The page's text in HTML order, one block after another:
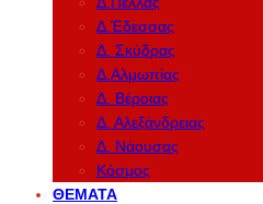
Δ.Έδεσσας
Δ. Σκύδρας
Δ.Αλμωπίας
Δ. Βέροιας
Δ. Αλεξάνδρειας
Δ. Νάουσας
Κόσμος
ΘΈΜΑΤΑ